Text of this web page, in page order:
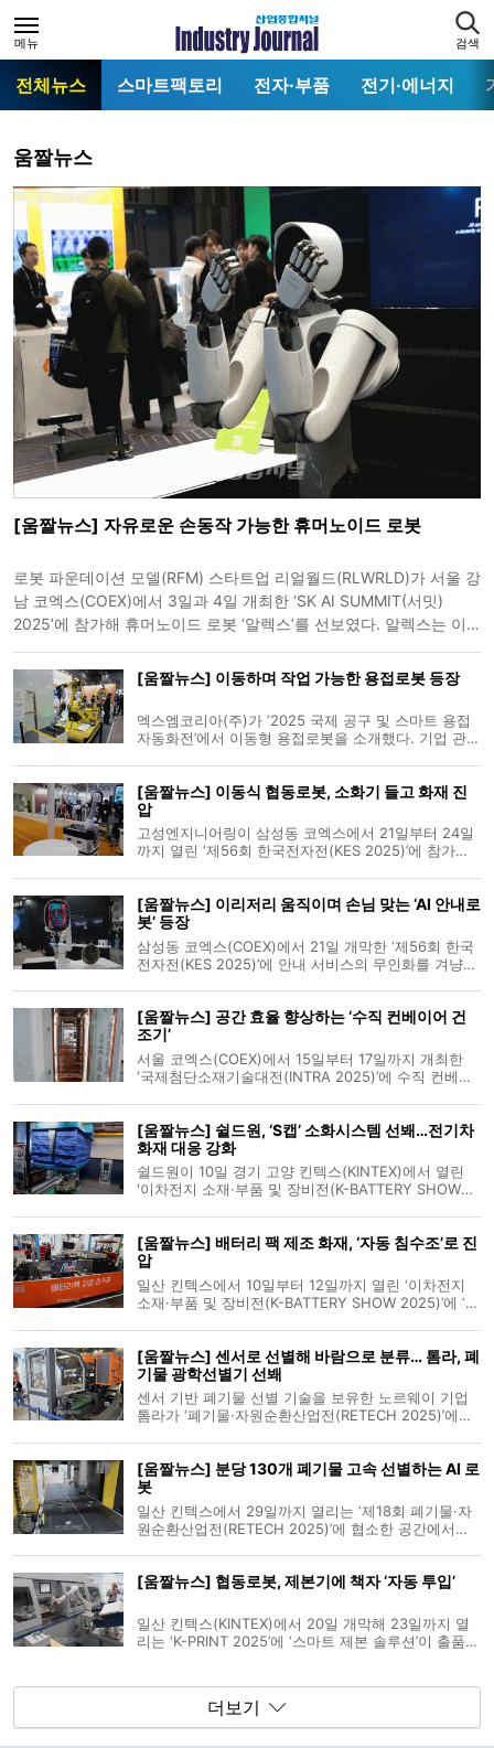
메뉴 검색
전체뉴스 스마트팩토리 전자·부품 전기·에너지
움짤뉴스
[움짤뉴스] 자유로운 손동작 가능한 휴머노이드 로봇
로봇 파운데이션 모델(RFM) 스타트업 리얼월드(RLWRLD)가 서울 강
남 코엑스(COEX)에서 3일과 4일 개최한 ‘SK AI SUMMIT(서밋)
2025’에 참가해 휴머노이드 로봇 ‘알렉스’를 선보였다. 알렉스는 이
전달 시나리오를 시연했다.[움짤뉴스] 이동하며 작업 가능한 용접로봇 등장
엑스엠코리아(주)가 ‘2025 국제 공구 및 스마트 용접
자동화전’에서 이동형 용접로봇을 소개했다. 기업 관계
된 다양한 이동형 로봇을 공급하고 있다”라고 말했다.
그러면서 “중량에
[움짤뉴스] 이동식 협동로봇, 소화기 들고 화재 진
압
고성엔지니어링이 삼성동 코엑스에서 21일부터 24일
까지 열린 ‘제56회 한국전자전(KES 2025)’에 참가해,
오를 시연했다. 고성엔지니어링 관계자는 “자체 개발
한 LLM에 명령을 내리면 드론
[움짤뉴스] 이리저리 움직이며 손님 맞는 ‘AI 안내로
봇’ 등장
삼성동 코엑스(COEX)에서 21일 개막한 ‘제56회 한국
전자전(KES 2025)’에 안내 서비스의 무인화를 겨냥한
이 탑재됐다. 매장에서 판매 중인 물품의 목록이나 위
치 등을 학습시키면, 고객의
[움짤뉴스] 공간 효율 향상하는 ‘수직 컨베이어 건
조기’
서울 코엑스(COEX)에서 15일부터 17일까지 개최한
‘국제첨단소재기술대전(INTRA 2025)’에 수직 컨베이
조가 필요한 제품을 수직으로 적재 이송시킨다. 최대
200℃까지 건조가 가능하다.
[움짤뉴스] 쉴드원, ‘S캡’ 소화시스템 선봬…전기차
화재 대응 강화
쉴드원이 10일 경기 고양 킨텍스(KINTEX)에서 열린
'이차전지 소재·부품 및 장비전(K-BATTERY SHOW
진압시스템이 해당 구역으로 이동한다, 이후 시스템이
하강해 화재 구역을 차단하면 쉴드원의
[움짤뉴스] 배터리 팩 제조 화재, ‘자동 침수조’로 진
압
일산 킨텍스에서 10일부터 12일까지 열린 ‘이차전지
소재·부품 및 장비전(K-BATTERY SHOW 2025)’에 ‘배
인 장비로, 배터리 팩 및 내부 자재 제조 환경의 안전
을 위해 개발됐다.
[움짤뉴스] 센서로 선별해 바람으로 분류… 톰라, 폐
기물 광학선별기 선봬
센서 기반 폐기물 선별 기술을 보유한 노르웨이 기업
톰라가 ‘폐기물·자원순환산업전(RETECH 2025)’에서
지정 폐기물을 분류하며, 이를 통해 처리 용량과 속도
를 높이고 불순물을 줄여
[움짤뉴스] 분당 130개 폐기물 고속 선별하는 AI 로
봇
일산 킨텍스에서 29일까지 열리는 ‘제18회 폐기물·자
원순환산업전(RETECH 2025)’에 협소한 공간에서도
델로, T 타입 로봇 두 대와 3D 비전 AI(인공지능)를 결
[움짤뉴스] 협동로봇, 제본기에 책자 ‘자동 투입’
일산 킨텍스(KINTEX)에서 20일 개막해 23일까지 열
리는 ‘K-PRINT 2025’에 ‘스마트 제본 솔루션’이 출품됐
고, 책자를 한 권 단위로 집
더보기